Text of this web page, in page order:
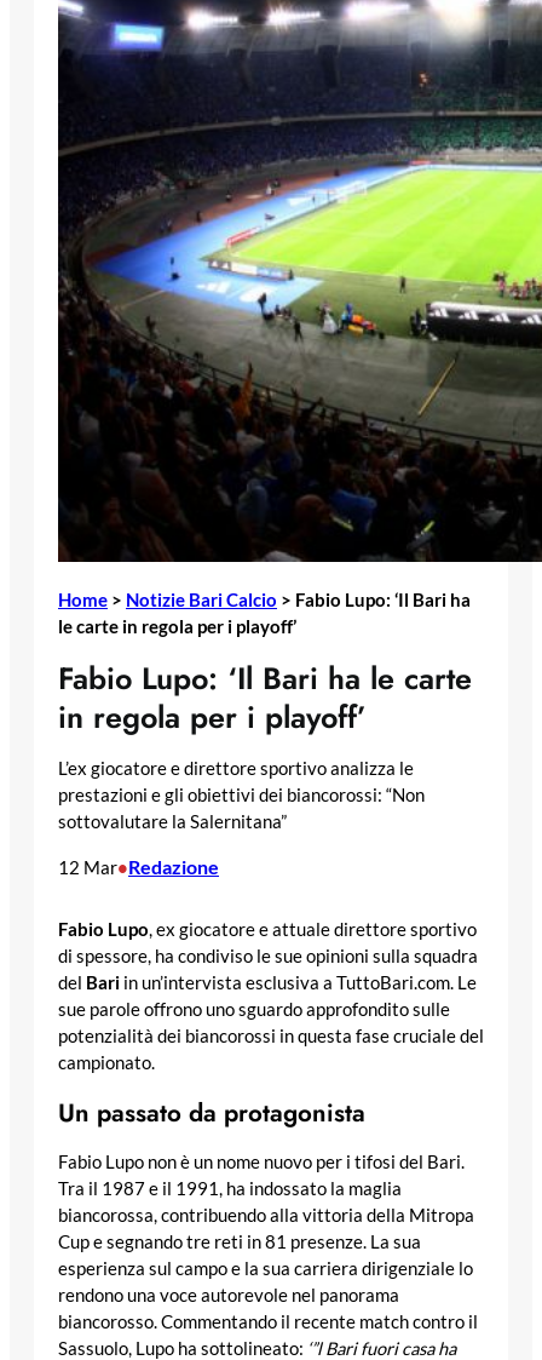
Home > Notizie Bari Calcio > Fabio Lupo: ‘Il Bari ha
le carte in regola per i playoff’
Fabio Lupo: ‘Il Bari ha le carte
in regola per i playoff’
L’ex giocatore e direttore sportivo analizza le
prestazioni e gli obiettivi dei biancorossi: “Non
sottovalutare la Salernitana”
12 Mar•Redazione
Fabio Lupo, ex giocatore e attuale direttore sportivo
di spessore, ha condiviso le sue opinioni sulla squadra
del Bari in un’intervista esclusiva a TuttoBari.com. Le
sue parole offrono uno sguardo approfondito sulle
potenzialità dei biancorossi in questa fase cruciale del
campionato.
Un passato da protagonista
Fabio Lupo non è un nome nuovo per i tifosi del Bari.
Tra il 1987 e il 1991, ha indossato la maglia
biancorossa, contribuendo alla vittoria della Mitropa
Cup e segnando tre reti in 81 presenze. La sua
esperienza sul campo e la sua carriera dirigenziale lo
rendono una voce autorevole nel panorama
biancorosso. Commentando il recente match contro il
Sassuolo, Lupo ha sottolineato: ‘”l Bari fuori casa ha